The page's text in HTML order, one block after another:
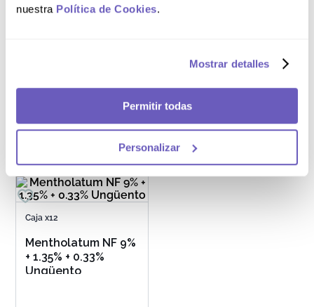
nuestra Política de Cookies.
Mostrar detalles
Permitir todas
Personalizar
NO DISPONIBLE
+ 1.35% + 0.33%
Ungüento
NO DISPONIBLE
Caja x12
Mentholatum NF 9%
+ 1.35% + 0.33%
Ungüento